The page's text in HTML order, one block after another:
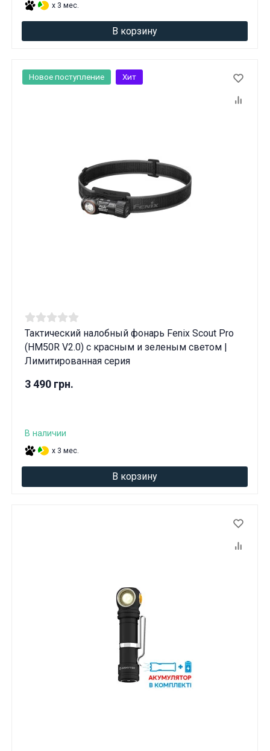
x 3 мес.
В корзину
Тактический налобный фонарь Fenix ​​Scout Pro
(HM50R V2.0) с красным и зеленым светом |
Лимитированная серия
3 490 грн.
В наличии
x 3 мес.
В корзину
Новое поступление Хит